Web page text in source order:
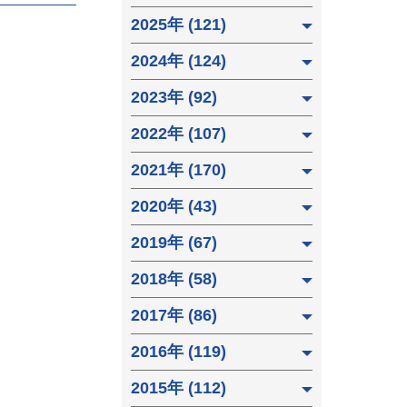
2025年 (121)
2024年 (124)
2023年 (92)
2022年 (107)
2021年 (170)
2020年 (43)
2019年 (67)
2018年 (58)
2017年 (86)
2016年 (119)
2015年 (112)